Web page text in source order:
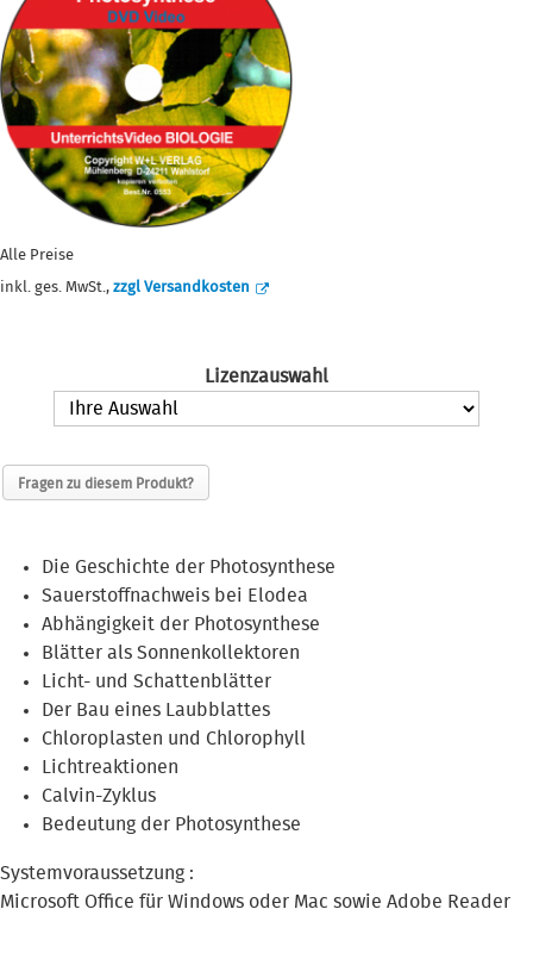
Alle Preise
inkl. ges. MwSt., zzgl Versandkosten
Lizenzauswahl
Fragen zu diesem Produkt?
Die Geschichte der Photosynthese
Sauerstoffnachweis bei Elodea
Abhängigkeit der Photosynthese
Blätter als Sonnenkollektoren
Licht- und Schattenblätter
Der Bau eines Laubblattes
Chloroplasten und Chlorophyll
Lichtreaktionen
Calvin-Zyklus
Bedeutung der Photosynthese
Systemvoraussetzung :
Microsoft Office für Windows oder Mac sowie Adobe Reader